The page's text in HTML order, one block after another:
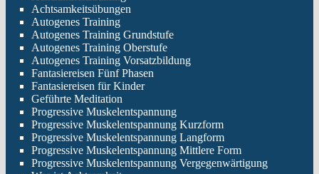
Achtsamkeitsübungen
Autogenes Training
Autogenes Training Grundstufe
Autogenes Training Oberstufe
Autogenes Training Vorsatzbildung
Fantasiereisen Fünf Phasen
Fantasiereisen für Kinder
Geführte Meditation
Progressive Muskelentspannung
Progressive Muskelentspannung Kurzform
Progressive Muskelentspannung Langform
Progressive Muskelentspannung Mittlere Form
Progressive Muskelentspannung Vergegenwärtigung